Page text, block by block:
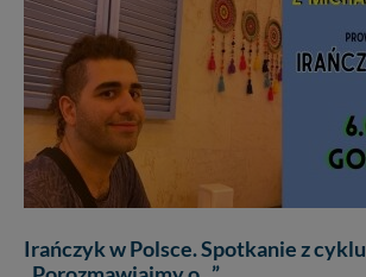
Irańczyk w Polsce. Spotkanie z cyklu